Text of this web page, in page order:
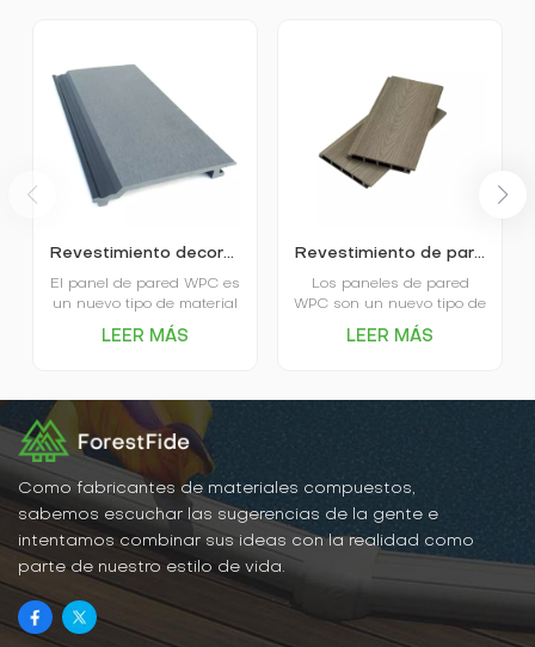
Revestimiento decorativo de pared de WPC para exteriores
El panel de pared WPC es
un nuevo tipo de material
decorativo ecológico, que
está hecho principalmente
material básico, mezclado
con materiales poliméricos
termoplásticos (plásticos)
y coadyuvantes de
procesamiento, etc., y
luego se calienta y
equipo de molde y se
fabrica.
LEER MÁS
Revestimiento de pared decorativo coextruido con paneles huecos para jardín
Los paneles de pared
WPC son un nuevo tipo de
material de construcción
que combina las ventajas
daño a los recursos
forestales.
LEER MÁS
Como fabricantes de materiales compuestos,
sabemos escuchar las sugerencias de la gente e
intentamos combinar sus ideas con la realidad como
parte de nuestro estilo de vida.